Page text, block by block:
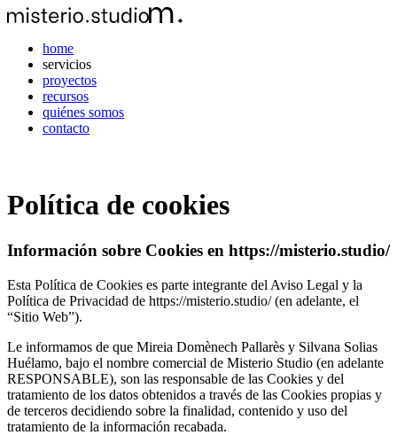
home
servicios
proyectos
recursos
quiénes somos
contacto
Política de cookies
Información sobre Cookies en https://misterio.studio/
Esta Política de Cookies es parte integrante del Aviso Legal y la
Política de Privacidad de https://misterio.studio/ (en adelante, el
“Sitio Web”).
Le informamos de que Mireia Domènech Pallarès y Silvana Solias
Huélamo, bajo el nombre comercial de Misterio Studio (en adelante
RESPONSABLE), son las responsable de las Cookies y del
tratamiento de los datos obtenidos a través de las Cookies propias y
de terceros decidiendo sobre la finalidad, contenido y uso del
tratamiento de la información recabada.